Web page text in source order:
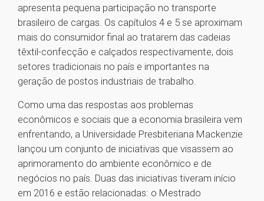
apresenta pequena participação no transporte
brasileiro de cargas. Os capítulos 4 e 5 se aproximam
mais do consumidor final ao tratarem das cadeias
têxtil-confecção e calçados respectivamente, dois
setores tradicionais no país e importantes na
geração de postos industriais de trabalho.
Como uma das respostas aos problemas
econômicos e sociais que a economia brasileira vem
enfrentando, a Universidade Presbiteriana Mackenzie
lançou um conjunto de iniciativas que visassem ao
aprimoramento do ambiente econômico e de
negócios no país. Duas das iniciativas tiveram início
em 2016 e estão relacionadas: o Mestrado